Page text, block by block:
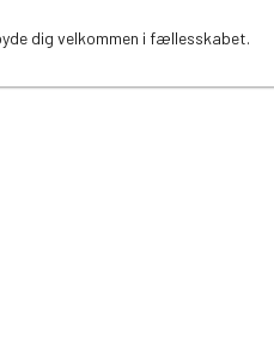
dig velkommen i fællesskabet.